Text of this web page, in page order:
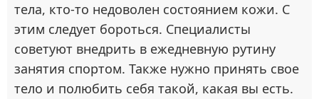
тела, кто-то недоволен состоянием кожи. С
этим следует бороться. Специалисты
советуют внедрить в ежедневную рутину
занятия спортом. Также нужно принять свое
тело и полюбить себя такой, какая вы есть.